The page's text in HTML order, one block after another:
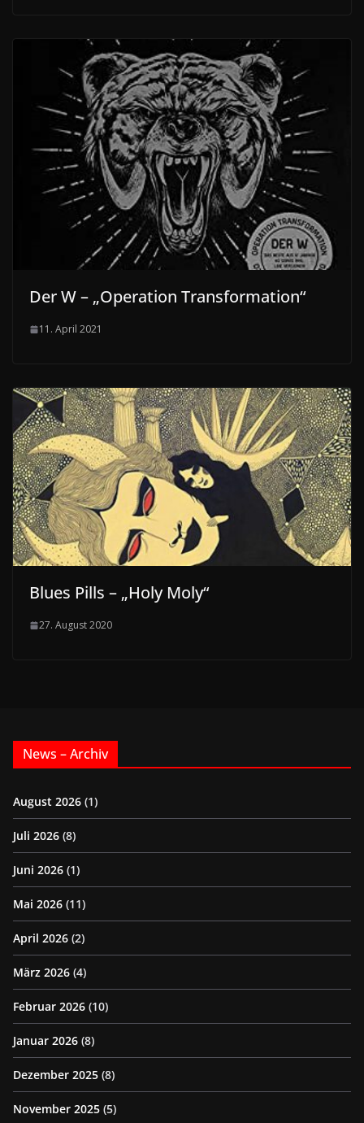
Der W – „Operation Transformation“
11. April 2021
Blues Pills – „Holy Moly“
27. August 2020
News – Archiv
August 2026 (1)
Juli 2026 (8)
Juni 2026 (1)
Mai 2026 (11)
April 2026 (2)
März 2026 (4)
Februar 2026 (10)
Januar 2026 (8)
Dezember 2025 (8)
November 2025 (5)